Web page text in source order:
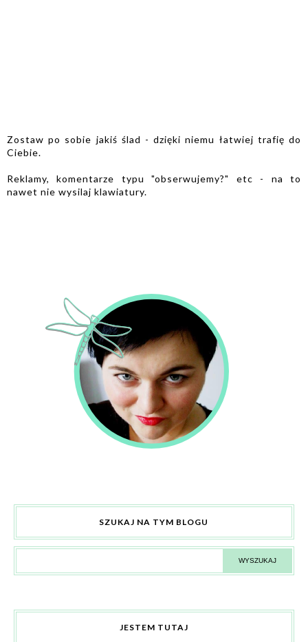
Zostaw po sobie jakiś ślad - dzięki niemu łatwiej trafię do
Ciebie.
Reklamy, komentarze typu "obserwujemy?" etc - na to
nawet nie wysilaj klawiatury.
SZUKAJ NA TYM BLOGU
JESTEM TUTAJ